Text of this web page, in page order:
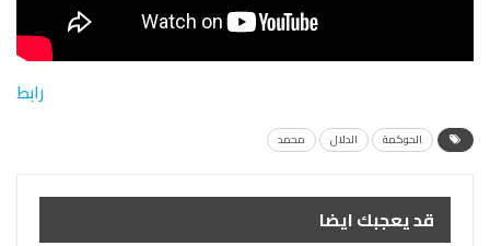
رابط
الحوكمة الدلال محمد
قد يعجبك ايضا